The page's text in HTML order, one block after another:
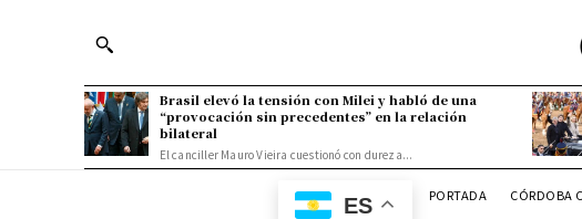
Brasil elevó la tensión con Milei y habló de una
“provocación sin precedentes” en la relación
bilateral
El canciller Mauro Vieira cuestionó con dureza...
ES PORTADA CÓRDOBA